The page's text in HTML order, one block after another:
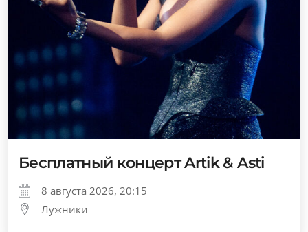
Бесплатный концерт Artik & Asti
8 августа 2026, 20:15
Лужники